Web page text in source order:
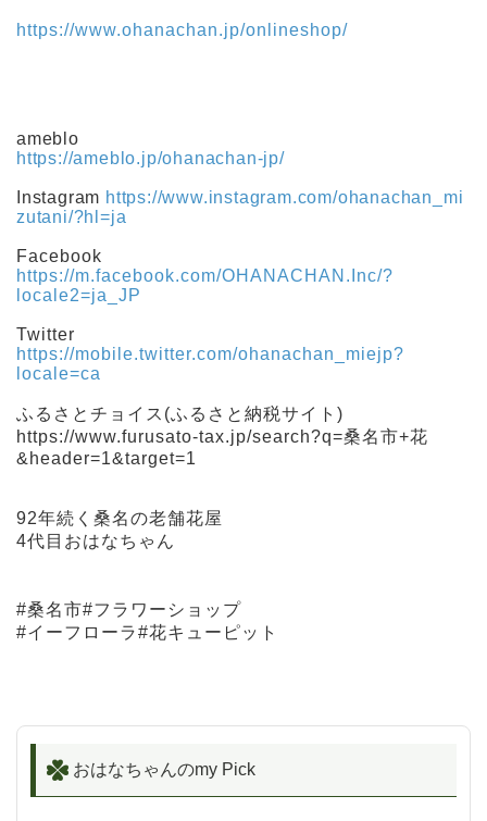
https://www.ohanachan.jp/onlineshop/
ameblo
https://ameblo.jp/ohanachan-jp/
Instagram https://www.instagram.com/ohanachan_mi
zutani/?hl=ja
Facebook
https://m.facebook.com/OHANACHAN.Inc/?
locale2=ja_JP
Twitter
https://mobile.twitter.com/ohanachan_miejp?
locale=ca
ふるさとチョイス(ふるさと納税サイト)
https://www.furusato-tax.jp/search?q=桑名市+花
&header=1&target=1
92年続く桑名の老舗花屋
4代目おはなちゃん
#桑名市#フラワーショップ
#イーフローラ#花キューピット
おはなちゃんのmy Pick